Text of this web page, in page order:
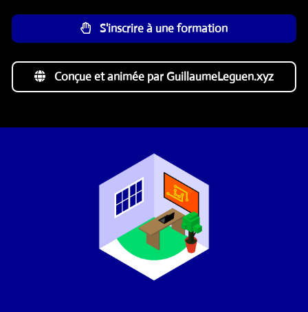
S'inscrire à une formation
Conçue et animée par GuillaumeLeguen.xyz